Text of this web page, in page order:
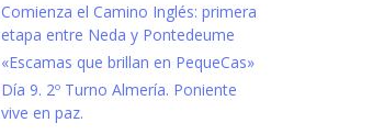
Comienza el Camino Inglés: primera
etapa entre Neda y Pontedeume
«Escamas que brillan en PequeCas»
Día 9. 2º Turno Almería. Poniente
vive en paz.